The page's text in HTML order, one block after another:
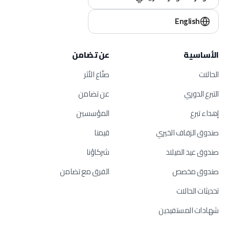
English
الأساسية
الحالات
التبرع الدوري
إهداء تبرع
صندوق الزفاف الخيري
صندوق عيد الميلاد
صندوق مخصص
تحديثات الحالات
شهادات المستفيدين
عن تضامن
صنّاع الأثر
عن تضامن
المؤسسين
قيمنا
شركاؤنا
الفرق مع تضامن